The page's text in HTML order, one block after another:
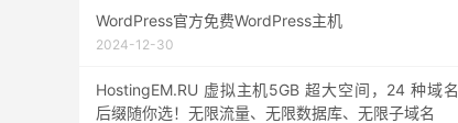
WordPress官方免费WordPress主机
2024-12-30
HostingEM.RU 虚拟主机5GB 超大空间，24 种域名
后缀随你选！无限流量、无限数据库、无限子域名